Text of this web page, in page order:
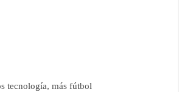
tecnología, más fútbol